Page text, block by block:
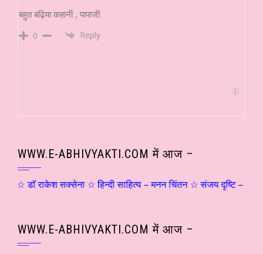
बहुत बढ़िया कहानी , पापाजी
0 Reply
WWW.E-ABHIVYAKTI.COM में आज –
सक्सेना ☆ हिन्दी साहित्य – मनन चिंतन ☆ संजय दृष्टि –
WWW.E-ABHIVYAKTI.COM में आज –